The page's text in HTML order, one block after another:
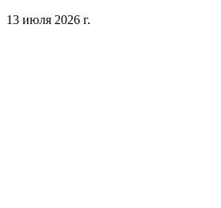
13 июля 2026 г.